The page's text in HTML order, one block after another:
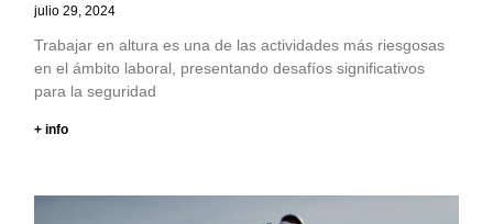
julio 29, 2024
Trabajar en altura es una de las actividades más riesgosas
en el ámbito laboral, presentando desafíos significativos
para la seguridad
+ info